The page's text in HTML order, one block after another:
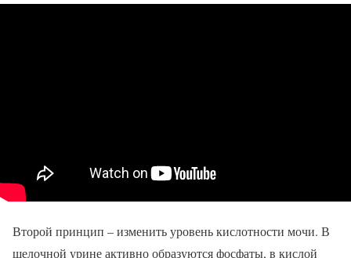
Второй принцип – изменить уровень кислотности мочи. В
щелочной урине активно образуются фосфаты, в кислой